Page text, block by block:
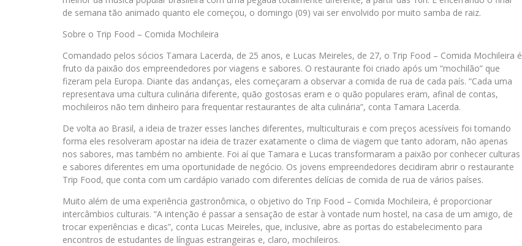
de semana tão animado quanto ele começou, o domingo (09) vai ser envolvido por muito samba de raiz.
Sobre o Trip Food – Comida Mochileira
Comandado pelos sócios Tamara Lacerda, de 25 anos, e Lucas Meireles, de 27, o Trip Food – Comida Mochileira é
fruto da paixão dos empreendedores por viagens e sabores. O restaurante foi criado após um “mochilão” que
fizeram pela Europa. Diante das andanças, eles começaram a observar a comida de rua de cada país. “Cada uma
representava uma cultura culinária diferente, quão gostosas eram e o quão populares eram, afinal de contas,
mochileiros não tem dinheiro para frequentar restaurantes de alta culinária”, conta Tamara Lacerda.
De volta ao Brasil, a ideia de trazer esses lanches diferentes, multiculturais e com preços acessíveis foi tomando
forma eles resolveram apostar na ideia de trazer exatamente o clima de viagem que tanto adoram, não apenas
nos sabores, mas também no ambiente. Foi aí que Tamara e Lucas transformaram a paixão por conhecer culturas
e sabores diferentes em uma oportunidade de negócio. Os jovens empreendedores decidiram abrir o restaurante
Trip Food, que conta com um cardápio variado com diferentes delícias de comida de rua de vários países.
Muito além de uma experiência gastronômica, o objetivo do Trip Food – Comida Mochileira, é proporcionar
intercâmbios culturais. “A intenção é passar a sensação de estar à vontade num hostel, na casa de um amigo, de
trocar experiências e dicas”, conta Lucas Meireles, que, inclusive, abre as portas do estabelecimento para
encontros de estudantes de línguas estrangeiras e, claro, mochileiros.